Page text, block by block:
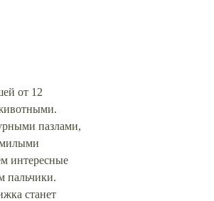
от 12
пазлами,
интересные
пальчики.
станет